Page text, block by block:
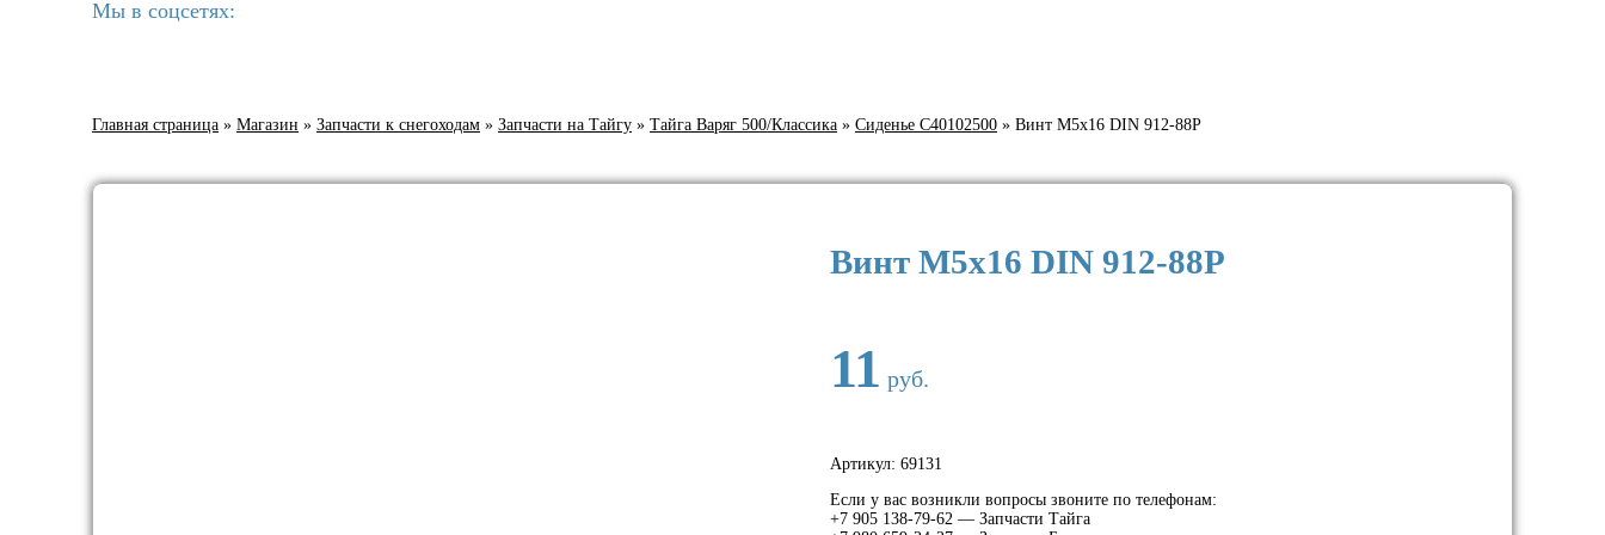
Мы в соцсетях:
Главная страница » Магазин » Запчасти к снегоходам » Запчасти на Тайгу » Тайга Варяг 500/Классика » Сиденье С40102500 » Винт М5х16 DIN 912-88P
Винт М5х16 DIN 912-88P
11 руб.
Артикул: 69131
Если у вас возникли вопросы звоните по телефонам:
+7 905 138-79-62 — Запчасти Тайга